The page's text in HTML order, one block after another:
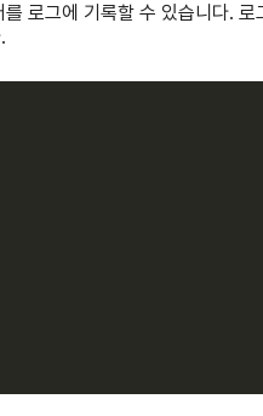
로그에 기록할 수 있습니다. 로